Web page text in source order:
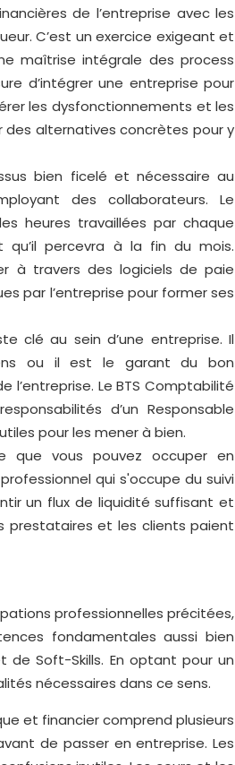
de l’entreprise avec les
C’est un exercice exigeant et
maîtrise intégrale des process
d’intégrer une entreprise pour
les dysfonctionnements et les
des alternatives concrètes pour y
bien ficelé et nécessaire au
des collaborateurs. Le
heures travaillées par chaque
percevra à la fin du mois.
à travers des logiciels de paie
par l’entreprise pour former ses
clé au sein d’une entreprise. Il
ou il est le garant du bon
Le BTS Comptabilité
d’un Responsable
pour les mener à bien.
que vous pouvez occuper en
qui s'occupe du suivi
un flux de liquidité suffisant et
prestataires et les clients paient
professionnelles précitées,
fondamentales aussi bien
de Soft-Skills. En optant pour un
nécessaires dans ce sens.
et financier comprend plusieurs
de passer en entreprise. Les